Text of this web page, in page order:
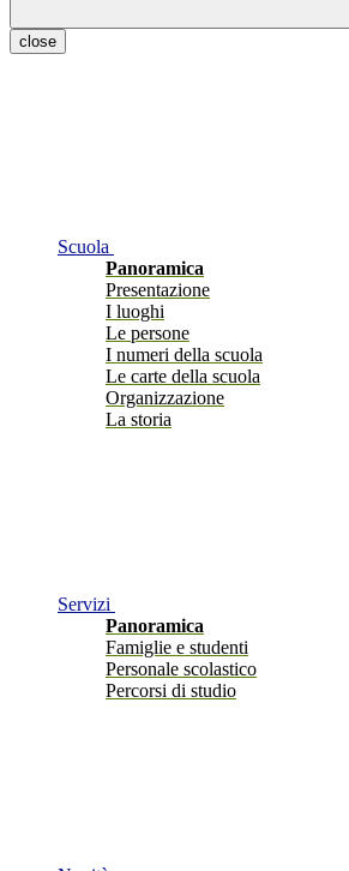
close
Scuola
Panoramica
Presentazione
I luoghi
Le persone
I numeri della scuola
Le carte della scuola
Organizzazione
La storia
Servizi
Panoramica
Famiglie e studenti
Personale scolastico
Percorsi di studio